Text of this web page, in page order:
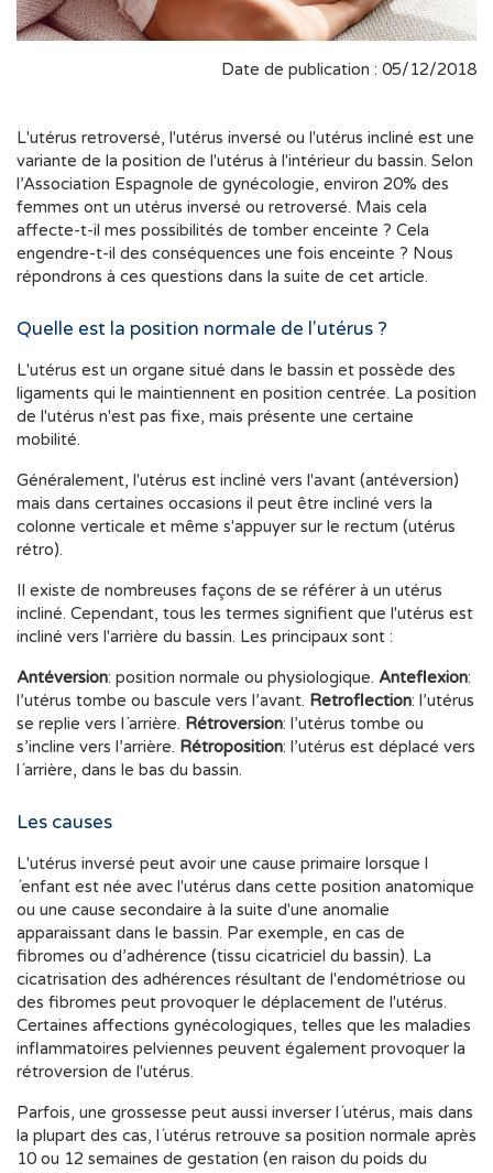
Date de publication : 05/12/2018
L'utérus retroversé, l'utérus inversé ou l'utérus incliné est une
variante de la position de l'utérus à l'intérieur du bassin. Selon
l’Association Espagnole de gynécologie, environ 20% des
femmes ont un utérus inversé ou retroversé. Mais cela
affecte-t-il mes possibilités de tomber enceinte ? Cela
engendre-t-il des conséquences une fois enceinte ? Nous
répondrons à ces questions dans la suite de cet article.
Quelle est la position normale de l'utérus ?
L'utérus est un organe situé dans le bassin et possède des
ligaments qui le maintiennent en position centrée. La position
de l'utérus n'est pas fixe, mais présente une certaine
mobilité.
Généralement, l'utérus est incliné vers l'avant (antéversion)
mais dans certaines occasions il peut être incliné vers la
colonne verticale et même s'appuyer sur le rectum (utérus
rétro).
Il existe de nombreuses façons de se référer à un utérus
incliné. Cependant, tous les termes signifient que l'utérus est
incliné vers l'arrière du bassin. Les principaux sont :
Antéversion: position normale ou physiologique. Anteflexion:
l’utérus tombe ou bascule vers l’avant. Retroflection: l’utérus
se replie vers l´arrière. Rétroversion: l’utérus tombe ou
s’incline vers l’arrière. Rétroposition: l’utérus est déplacé vers
l´arrière, dans le bas du bassin.
Les causes
L'utérus inversé peut avoir une cause primaire lorsque l
´enfant est née avec l'utérus dans cette position anatomique
ou une cause secondaire à la suite d'une anomalie
apparaissant dans le bassin. Par exemple, en cas de
fibromes ou d’adhérence (tissu cicatriciel du bassin). La
cicatrisation des adhérences résultant de l'endométriose ou
des fibromes peut provoquer le déplacement de l'utérus.
Certaines affections gynécologiques, telles que les maladies
inflammatoires pelviennes peuvent également provoquer la
rétroversion de l'utérus.
Parfois, une grossesse peut aussi inverser l´utérus, mais dans
la plupart des cas, l´utérus retrouve sa position normale après
10 ou 12 semaines de gestation (en raison du poids du